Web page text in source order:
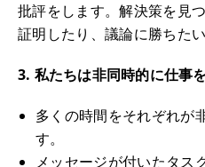
批評をします。解決策を見
証明したり、議論に勝ちた
3. 私たちは非同時的に仕事
多くの時間をそれぞれが
す。
メッセージが付いたタス